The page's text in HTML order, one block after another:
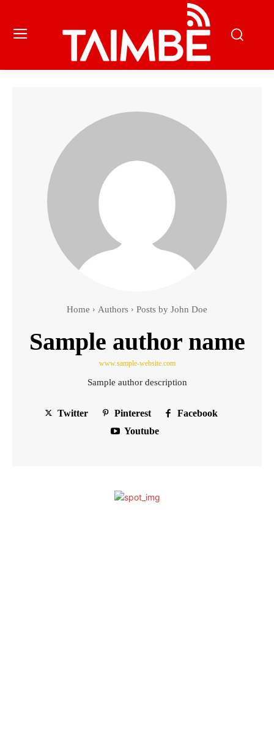
Home Authors Posts by John Doe
Sample author name
www.sample-website.com
Sample author description
Twitter Pinterest
Facebook
Youtube